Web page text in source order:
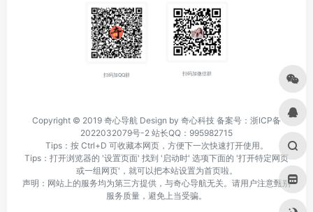
扫码加QQ群 扫码加微信群
Copyright © 2019 奇心导航 Design by 奇心科技 备案号：浙ICP备
2022032079号-2 站长QQ：995982715
Tips：按 Ctrl+D 可收藏本网页，方便下一次快速打开使用。
Tips：打开浏览器的 '设置页面' 找到 '启动时' 选项下面的 '打开特定网页
或一组网页'，就可以把本站设置为首页啦。
声明：网站上的服务均为第三方提供，与奇心导航无关。请用户注意甄别
服务质量，避免上当受骗。